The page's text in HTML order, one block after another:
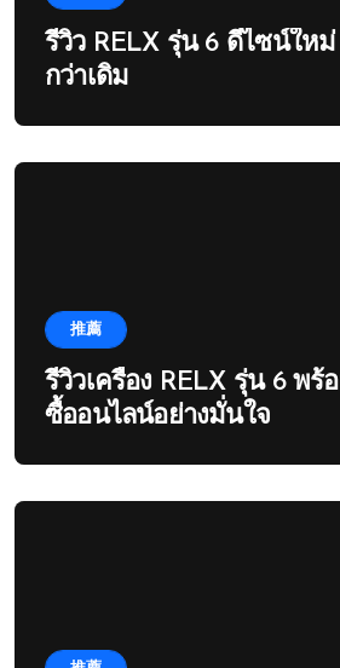
รีวิว RELX รุ่น 6 ดีไซน์ให
กว่าเดิม
推薦
รีวิวเครื่อง RELX รุ่น 6 พร้
ซื้ออนไลน์อย่างมั่นใจ